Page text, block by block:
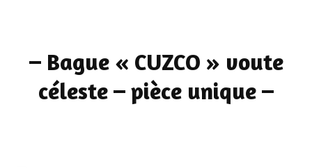
– Bague « CUZCO » voute
céleste – pièce unique –